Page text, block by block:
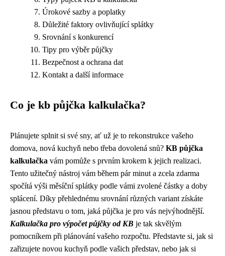
Úrokové sazby a poplatky
Důležité faktory ovlivňující splátky
Srovnání s konkurencí
Tipy pro výběr půjčky
Bezpečnost a ochrana dat
Kontakt a další informace
Co je kb půjčka kalkulačka?
Plánujete splnit si své sny, ať už je to rekonstrukce vašeho
domova, nová kuchyň nebo třeba dovolená snů? KB půjčka
kalkulačka vám pomůže s prvním krokem k jejich realizaci.
Tento užitečný nástroj vám během pár minut a zcela zdarma
spočítá výši měsíční splátky podle vámi zvolené částky a doby
splácení. Díky přehlednému srovnání různých variant získáte
jasnou představu o tom, jaká půjčka je pro vás nejvýhodnější.
Kalkulačka pro výpočet půjčky od KB je tak skvělým
pomocníkem při plánování vašeho rozpočtu. Představte si, jak si
zařizujete novou kuchyň podle vašich představ, nebo jak si